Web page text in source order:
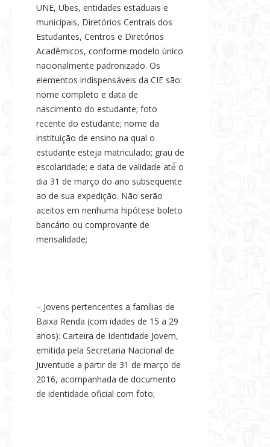
UNE, Ubes, entidades estaduais e
municipais, Diretórios Centrais dos
Estudantes, Centros e Diretórios
Acadêmicos, conforme modelo único
nacionalmente padronizado. Os
elementos indispensáveis da CIE são:
nome completo e data de
nascimento do estudante; foto
recente do estudante; nome da
instituição de ensino na qual o
estudante esteja matriculado; grau de
escolaridade; e data de validade até́ o
dia 31 de março do ano subsequente
ao de sua expedição. Não serão
aceitos em nenhuma hipótese boleto
bancário ou comprovante de
mensalidade;
– Jovens pertencentes a famílias de
Baixa Renda (com idades de 15 a 29
anos): Carteira de Identidade Jovem,
emitida pela Secretaria Nacional de
Juventude a partir de 31 de março de
2016, acompanhada de documento
de identidade oficial com foto;